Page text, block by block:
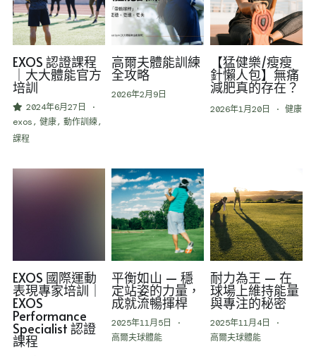
搜索
官方ＬＩＮＥ
EXOS 認證課程
｜大大體能官方
培訓
2024年6月27日
·
exos, 健康, 動作訓練,
課程
高爾夫體能訓練
全攻略
2026年2月9日
【猛健樂/瘦瘦
針懶人包】無痛
減肥真的存在？
2026年1月20日 · 健康
EXOS 國際運動
表現專家培訓｜
EXOS
Performance
Specialist 認證
課程
平衡如山 — 穩
定站姿的力量，
成就流暢揮桿
2025年11月5日
·
高爾夫球體能
耐力為王 — 在
球場上維持能量
與專注的秘密
2025年11月4日
·
高爾夫球體能